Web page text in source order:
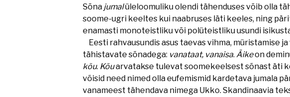
Sõna jumalüleloomuliku olendi tähenduses võib olla
soome-ugri keeltes kui naabruses läti keeles, ning
enamasti monoteistliku või polüteistliku usundi
Eesti rahvausundis asus taevas vihma, müristamise
tähistavate sõnadega: vanataat, vanaisa. Äikeon
kõu. Kõuarvatakse tulevat soomekeelsest sõnast äti
võisid need nimed olla eufemismid kardetava jumala
vanameest tähendava nimega Ukko. Skandinaavia